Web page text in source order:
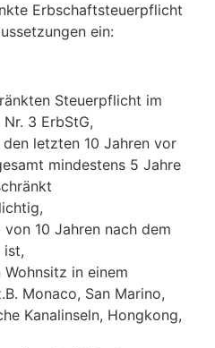
Erbschaftsteuerpflicht
ein:
Steuerpflicht im
3 ErbStG,
letzten 10 Jahren vor
mindestens 5 Jahre
10 Jahren nach dem
ist,
in einem
Monaco, San Marino,
Kanalinseln, Hongkong,